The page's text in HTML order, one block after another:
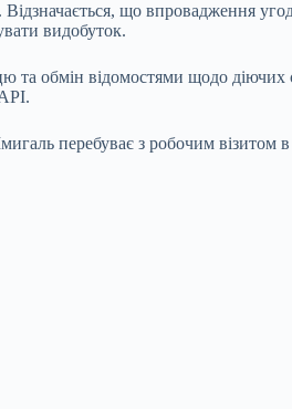
що впровадження
видобуток.
відомостями щодо діючих
перебуває з робочим